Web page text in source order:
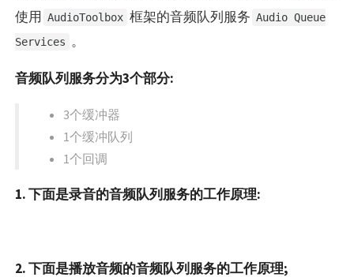
使用 AudioToolbox 框架的音频队列服务 Audio Queue
Services 。
音频队列服务分为3个部分:
3个缓冲器
1个缓冲队列
1个回调
1. 下面是录音的音频队列服务的工作原理:
2. 下面是播放音频的音频队列服务的工作原理;